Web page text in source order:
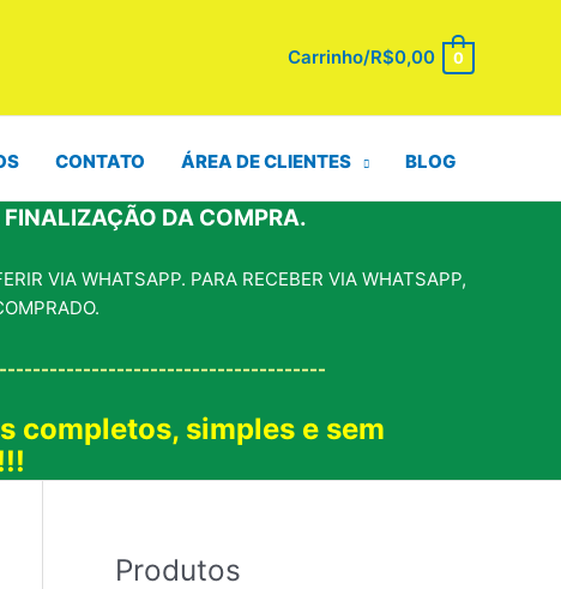
Carrinho/R$0,00 0
CONTATO ÁREA DE CLIENTES BLOG
FINALIZAÇÃO DA COMPRA.
VIA WHATSAPP. PARA RECEBER VIA WHATSAPP,
completos, simples e sem
Produtos